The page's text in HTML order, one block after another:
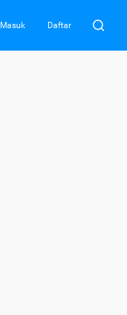
Masuk Daftar